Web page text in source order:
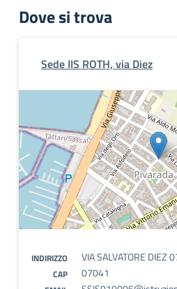
Dove si trova
Sede IIS ROTH, via Diez
INDIRIZZO VIA SALVATORE DIEZ
CAP 07041